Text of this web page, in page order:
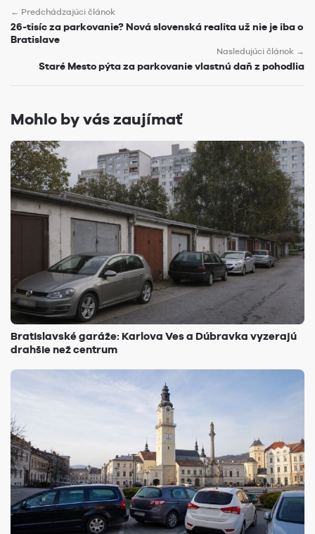
← Predchádzajúci článok
26-tisíc za parkovanie? Nová slovenská realita už nie je iba o
Bratislave
Nasledujúci článok →
Staré Mesto pýta za parkovanie vlastnú daň z pohodlia
Mohlo by vás zaujímať
Bratislavské garáže: Karlova Ves a Dúbravka vyzerajú
drahšie než centrum